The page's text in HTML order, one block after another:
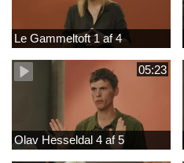
Le Gammeltoft 1 af 4
05:23
Olav Hesseldal 4 af 5